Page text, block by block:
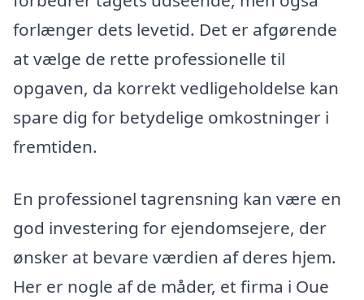
forlænger dets levetid. Det er afgørende
at vælge de rette professionelle til
opgaven, da korrekt vedligeholdelse kan
spare dig for betydelige omkostninger i
fremtiden.
En professionel tagrensning kan være en
god investering for ejendomsejere, der
ønsker at bevare værdien af deres hjem.
Her er nogle af de måder, et firma i Oue